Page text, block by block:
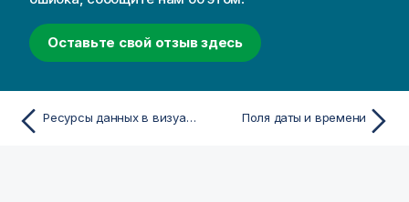
Оставьте свой отзыв здесь
Ресурсы данных в визуализациях Поля даты и времени